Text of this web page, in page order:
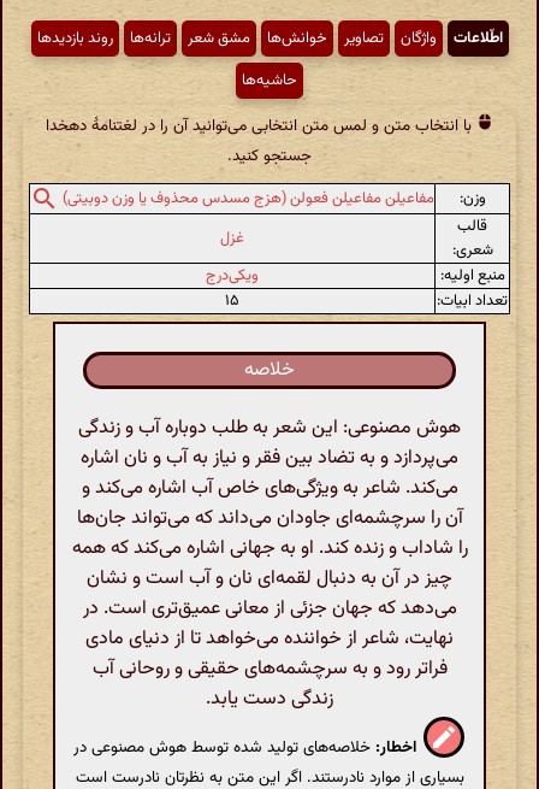
اطّلاعات واژگان تصاویر خوانش‌ها مشق شعر ترانه‌ها
روند بازدیدها
حاشیه‌ها
با انتخاب متن و لمس متن انتخابی می‌توانید آن را در لغتنامهٔ دهخدا
جستجو کنید.
وزن:
مفاعیلن مفاعیلن فعولن (هزج مسدس محذوف یا وزن دوبیتی)
قالب
شعری:
غزل
منبع اولیه:
ویکی‌درج
تعداد ابیات:
۱۵
خلاصه
هوش مصنوعی: این شعر به طلب دوباره آب و زندگی
می‌پردازد و به تضاد بین فقر و نیاز به آب و نان اشاره
می‌کند. شاعر به ویژگی‌های خاص آب اشاره می‌کند و
آن را سرچشمه‌ای جاودان می‌داند که می‌تواند جان‌ها
را شاداب و زنده کند. او به جهانی اشاره می‌کند که همه
چیز در آن به دنبال لقمه‌ای نان و آب است و نشان
می‌دهد که جهان جزئی از معانی عمیق‌تری است. در
نهایت، شاعر از خواننده می‌خواهد تا از دنیای مادی
فراتر رود و به سرچشمه‌های حقیقی و روحانی آب
زندگی دست یابد.
اخطار: خلاصه‌های تولید شده توسط هوش مصنوعی در
بسیاری از موارد نادرستند. اگر این متن به نظرتان نادرست است